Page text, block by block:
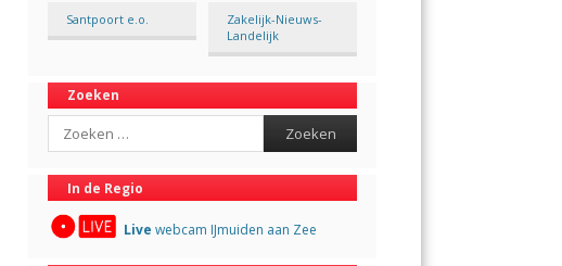
Santpoort e.o.
Zakelijk-Nieuws-
Landelijk
Zoeken
Search
In de Regio
Live webcam IJmuiden aan Zee